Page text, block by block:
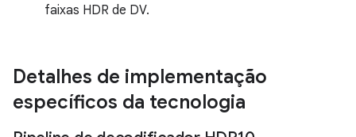
faixas HDR de DV.
Detalhes de implementação
específicos da tecnologia